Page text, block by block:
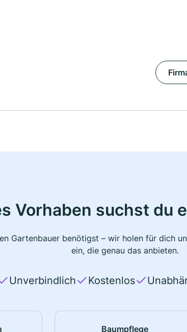
Vorhaben suchst du
Gartenbauer benötigst – wir holen für dich
ein, die genau das anbieten.
Unverbindlich Kostenlos
Baumpflege